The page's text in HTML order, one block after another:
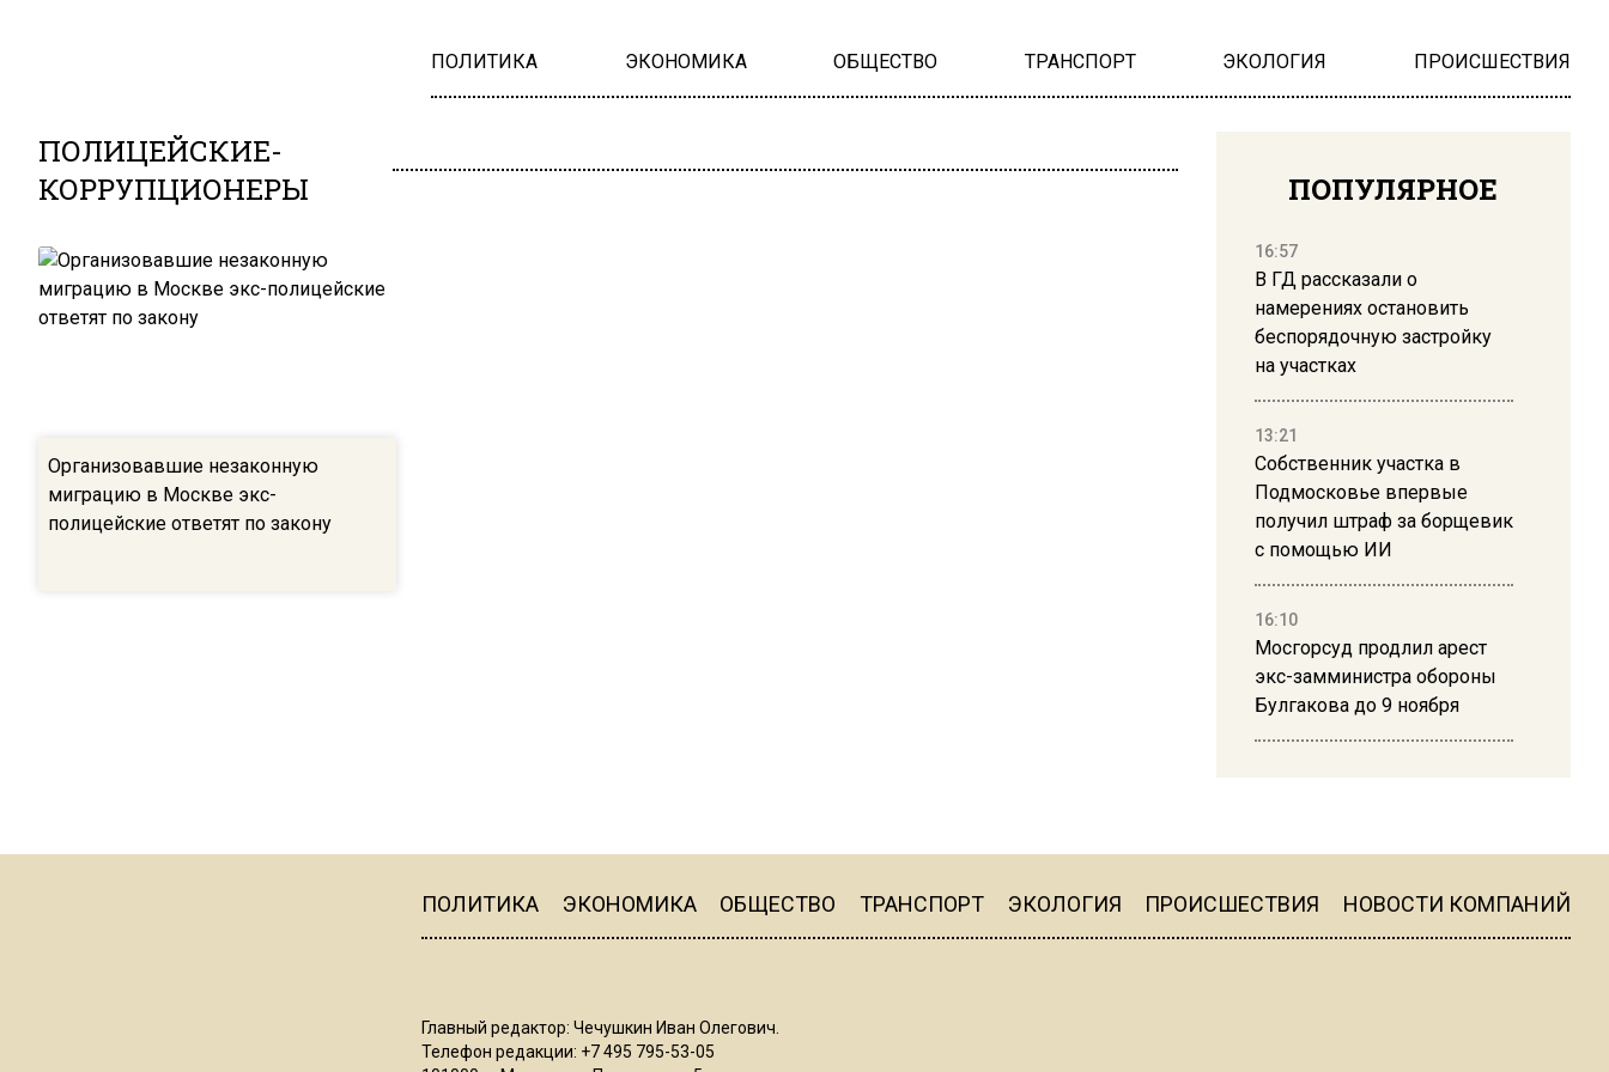
ПОЛИТИКА ЭКОНОМИКА ОБЩЕСТВО ТРАНСПОРТ ЭКОЛОГИЯ ПРОИСШЕСТВИЯ
ПОЛИЦЕЙСКИЕ-
КОРРУПЦИОНЕРЫ
Организовавшие незаконную
миграцию в Москве экс-
полицейские ответят по закону
ПОПУЛЯРНОЕ
16:57
В ГД рассказали о
намерениях остановить
беспорядочную застройку
на участках
13:21
Собственник участка в
Подмосковье впервые
получил штраф за борщевик
с помощью ИИ
16:10
Мосгорсуд продлил арест
экс-замминистра обороны
Булгакова до 9 ноября
16:19
ПОЛИТИКА ЭКОНОМИКА ОБЩЕСТВО ТРАНСПОРТ ЭКОЛОГИЯ ПРОИСШЕСТВИЯ НОВОСТИ КОМПАНИЙ
Главный редактор: Чечушкин Иван Олегович.
Телефон редакции: +7 495 795-53-05